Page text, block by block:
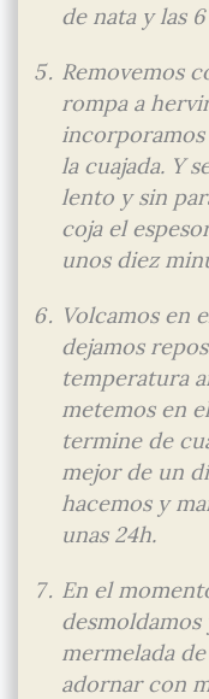
de nata y las
Removemos
rompa a
la cuajada. Y
lento y sin
coja el
unos diez
Volcamos en
dejamos
temperatura
metemos en
termine de
mejor de un
hacemos y
unas 24h.
En el
mermelada
adornar con